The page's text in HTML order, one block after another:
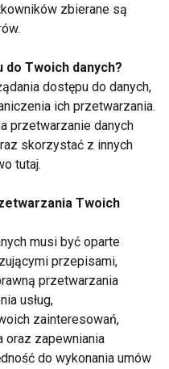
konwencja IFAA
Day
ze
zbierane są
do Twoich danych?
dostępu do danych,
ich przetwarzania.
przetwarzanie danych
skorzystać z innych
tutaj.
Twoich
musi być oparte
przepisami,
przetwarzania
usług,
zainteresowań,
oraz zapewniania
do wykonania umów